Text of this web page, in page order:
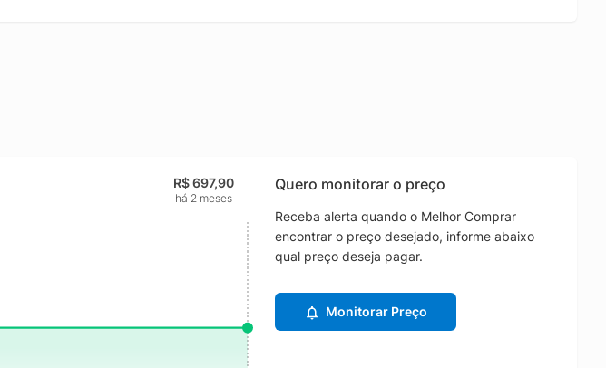
R$ 697,90
há 2 meses
Quero monitorar o preço
Receba alerta quando o Melhor Comprar
encontrar o preço desejado, informe abaixo
qual preço deseja pagar.
Monitorar Preço